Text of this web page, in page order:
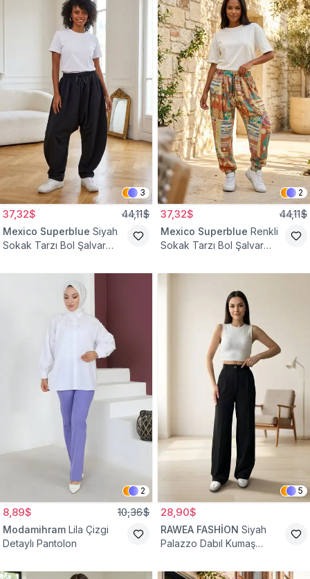
3
37,32$ 44,11$
Mexico Superblue Siyah
Sokak Tarzı Bol Şalvar
2
37,32$ 44,11$
Mexico Superblue Renkli
Sokak Tarzı Bol Şalvar
2
8,89$ 10,36$
Modamihram Lila Çizgi
Detaylı Pantolon
5
28,90$
RAWEA FASHİON Siyah
Palazzo Dabıl Kumaş